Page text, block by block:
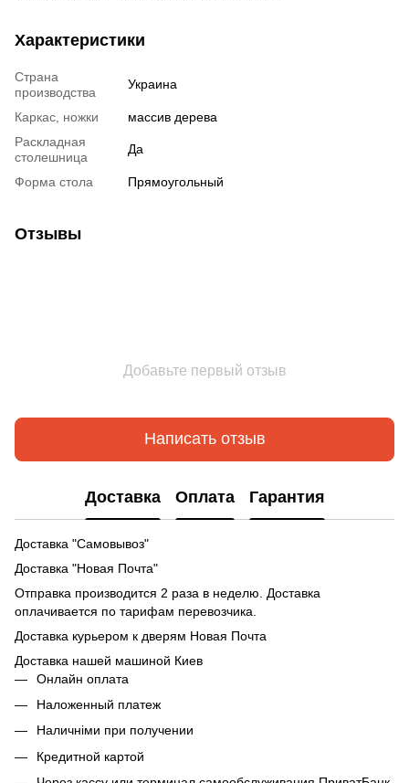
Характеристики
Страна
производства
Украина
Каркас, ножки
массив дерева
Раскладная
столешница
Да
Форма стола Прямоугольный
Отзывы
Добавьте первый отзыв
Написать отзыв
Доставка Оплата Гарантия
Доставка "Самовывоз"
Доставка "Новая Почта"
Отправка производится 2 раза в неделю. Доставка
оплачивается по тарифам перевозчика.
Доставка курьером к дверям Новая Почта
Доставка нашей машиной Киев
Онлайн оплата
Наложенный платеж
Наличніми при получении
Кредитной картой